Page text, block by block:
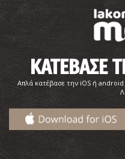
ΚΑΤΕΒΑΣΕ
Απλά κατέβασε την iOS ή